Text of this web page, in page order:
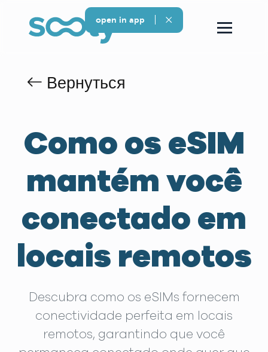
Вернуться
Como os eSIM
mantém você
conectado em
locais remotos
Descubra como os eSIMs fornecem
conectividade perfeita em locais
remotos, garantindo que você
open in app